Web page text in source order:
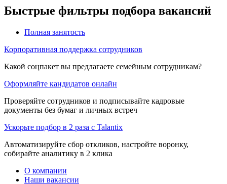
Быстрые фильтры подбора вакансий
Полная занятость
Корпоративная поддержка сотрудников
Какой соцпакет вы предлагаете семейным сотрудникам?
Оформляйте кандидатов онлайн
Проверяйте сотрудников и подписывайте кадровые
документы без бумаг и личных встреч
Ускорьте подбор в 2 раза с Talantix
Автоматизируйте сбор откликов, настройте воронку,
собирайте аналитику в 2 клика
О компании
Наши вакансии